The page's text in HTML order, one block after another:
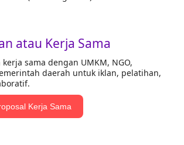
atau Kerja Sama
sama dengan UMKM, NGO,
daerah untuk iklan, pelatihan,
Kerja Sama